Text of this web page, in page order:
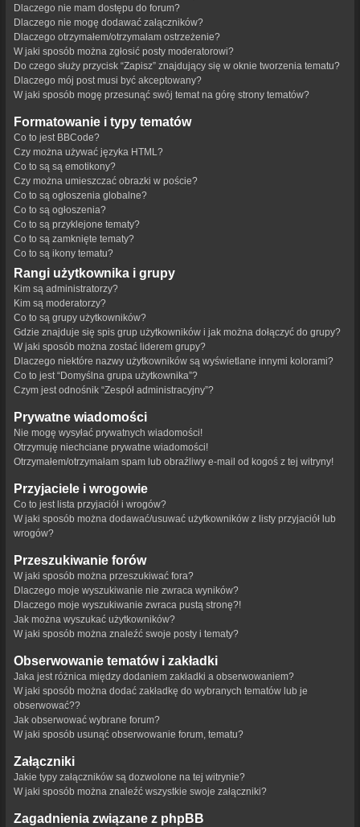
Dlaczego nie mam dostępu do forum?
Dlaczego nie mogę dodawać załączników?
Dlaczego otrzymałem/otrzymałam ostrzeżenie?
W jaki sposób można zgłosić posty moderatorowi?
Do czego służy przycisk “Zapisz” znajdujący się w oknie tworzenia tematu?
Dlaczego mój post musi być akceptowany?
W jaki sposób mogę przesunąć swój temat na górę strony tematów?
Formatowanie i typy tematów
Co to jest BBCode?
Czy można używać języka HTML?
Co to są są emotikony?
Czy można umieszczać obrazki w poście?
Co to są ogłoszenia globalne?
Co to są ogłoszenia?
Co to są przyklejone tematy?
Co to są zamknięte tematy?
Co to są ikony tematu?
Rangi użytkownika i grupy
Kim są administratorzy?
Kim są moderatorzy?
Co to są grupy użytkowników?
Gdzie znajduje się spis grup użytkowników i jak można dołączyć do grupy?
W jaki sposób można zostać liderem grupy?
Dlaczego niektóre nazwy użytkowników są wyświetlane innymi kolorami?
Co to jest “Domyślna grupa użytkownika”?
Czym jest odnośnik “Zespół administracyjny”?
Prywatne wiadomości
Nie mogę wysyłać prywatnych wiadomości!
Otrzymuję niechciane prywatne wiadomości!
Otrzymałem/otrzymałam spam lub obraźliwy e-mail od kogoś z tej witryny!
Przyjaciele i wrogowie
Co to jest lista przyjaciół i wrogów?
W jaki sposób można dodawać/usuwać użytkowników z listy przyjaciół lub
wrogów?
Przeszukiwanie forów
W jaki sposób można przeszukiwać fora?
Dlaczego moje wyszukiwanie nie zwraca wyników?
Dlaczego moje wyszukiwanie zwraca pustą stronę?!
Jak można wyszukać użytkowników?
W jaki sposób można znaleźć swoje posty i tematy?
Obserwowanie tematów i zakładki
Jaka jest różnica między dodaniem zakładki a obserwowaniem?
W jaki sposób można dodać zakładkę do wybranych tematów lub je
obserwować??
Jak obserwować wybrane forum?
W jaki sposób usunąć obserwowanie forum, tematu?
Załączniki
Jakie typy załączników są dozwolone na tej witrynie?
W jaki sposób można znaleźć wszystkie swoje załączniki?
Zagadnienia związane z phpBB